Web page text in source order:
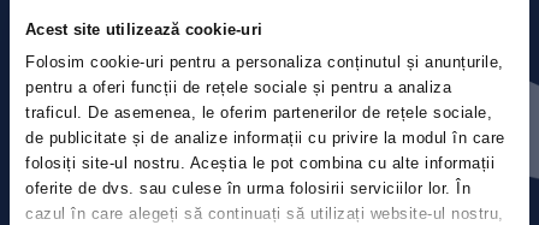
Acest site utilizează cookie-uri
Folosim cookie-uri pentru a personaliza conținutul și anunțurile,
pentru a oferi funcții de rețele sociale și pentru a analiza
traficul. De asemenea, le oferim partenerilor de rețele sociale,
de publicitate și de analize informații cu privire la modul în care
folosiți site-ul nostru. Aceștia le pot combina cu alte informații
oferite de dvs. sau culese în urma folosirii serviciilor lor. În
cazul în care alegeți să continuați să utilizați website-ul nostru,
Press releases
Privacy Policy